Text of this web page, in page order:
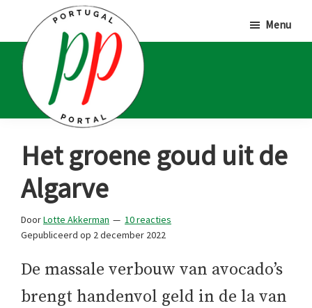
hoofd
inhoud
eerste
sidebar
voettekst
Portal
Portugalliefhebbers
en
fanaten
Menu
Het groene goud uit de
Algarve
DoorLotte Akkerman
10 reacties
Gepubliceerd op 2 december 2022
De massale verbouw van avocado’s
brengt handenvol geld in de la van